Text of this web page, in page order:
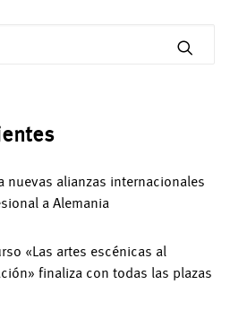
nuevas alianzas internacionales
a Alemania
«Las artes escénicas al
finaliza con todas las plazas